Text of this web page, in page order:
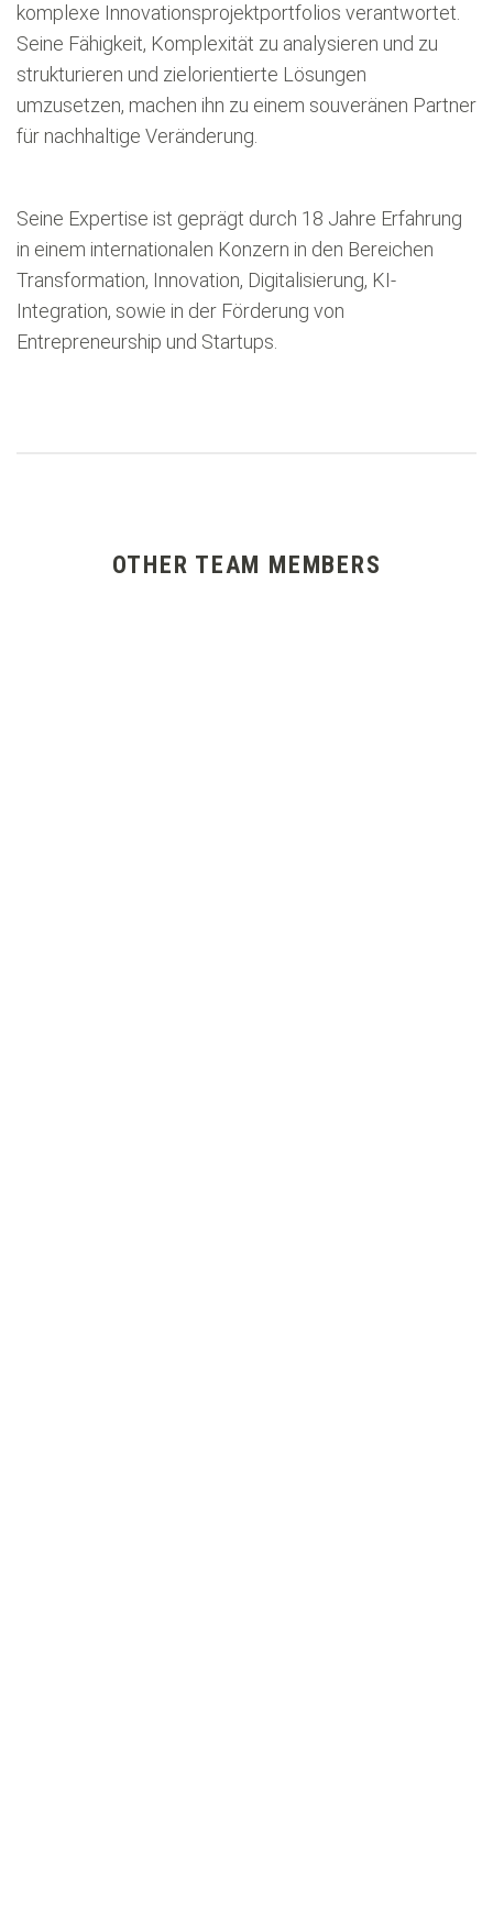
komplexe Innovationsprojektportfolios verantwortet.
Seine Fähigkeit, Komplexität zu analysieren und zu
strukturieren und zielorientierte Lösungen
umzusetzen, machen ihn zu einem souveränen Partner
für nachhaltige Veränderung.
Seine Expertise ist geprägt durch 18 Jahre Erfahrung
in einem internationalen Konzern in den Bereichen
Transformation, Innovation, Digitalisierung, KI-
Integration, sowie in der Förderung von
Entrepreneurship und Startups.
OTHER TEAM MEMBERS